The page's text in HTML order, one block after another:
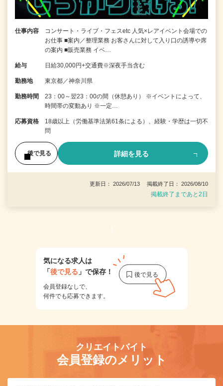
仕事内容
コンサート・ライブ・フェスetc 人気×レアイベント会場での
お仕事 ■案内／整理業務 お客さんに対して入り口の誘導や席
の案内 ■販売業務 イベ…
給与 日給30,000円+交通費※深夜手当含む
勤務地 東京都／神奈川県
勤務時間
23：00～翌23：00の間（休憩あり） ※イベントによって、
時間帯の変動あり ※一定…
応募資格
18歳以上（労働基準法第61条による）、経験・学歴は一切不
問
後で見る 詳細を見る
更新日： 2026/07/13 掲載終了日： 2026/08/10
掲載終了まであと2日
1
気になる求人は
「後で見る 」で保存！
会員登録なしで、
何件でも応募できます。
クリエイトバイト
会員登録のメリット